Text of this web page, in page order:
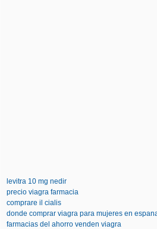
levitra 10 mg nedir
precio viagra farmacia
comprare il cialis
donde comprar viagra para mujeres en
farmacias del ahorro venden viagra